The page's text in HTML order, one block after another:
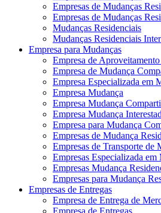
Empresas de Mudanças
Empresas de Mudanças
Mudanças Residenciais
Mudanças Residenciais
Empresa para Mudanças
Empresa de
Empresa de Mudança
Empresa Especializada em
Empresa Mudança
Empresa Mudança
Empresa Mudança
Empresa para Mudança
Empresas de Mudança
Empresas de Transporte de
Empresas Especializada em
Empresas Mudança
Empresas para Mudança
Empresas de Entregas
Empresa de Entrega de
Empresa de Entregas